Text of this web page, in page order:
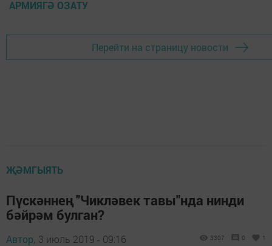
АРМИЯГӘ ОЗАТУ
Перейти на страницу новости
ҖӘМГЫЯТЬ
Пүскәннең "Чикләвек тавы"нда нинди
бәйрәм булган?
Автор, 3 июль 2019 - 09:16 3307 0 1